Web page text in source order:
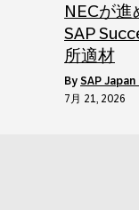
NECが
SAP
所適材
by SAP Japan
7月 21, 2026